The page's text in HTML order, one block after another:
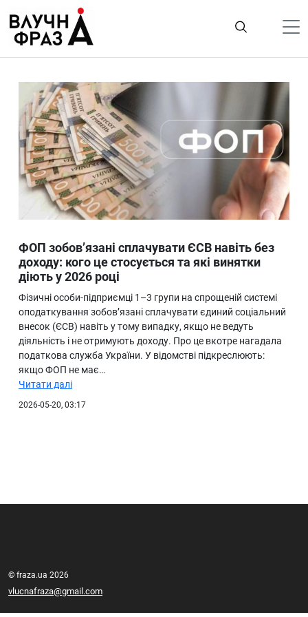
содержимому
Гроші
Життя
Лайфстайл
ТехноНаука
Людина
Ukraine
Про нас
ФОП зобов’язані сплачувати ЄСВ навіть без
доходу: кого це стосується та які винятки
діють у 2026 році
Фізичні особи-підприємці 1–3 групи на спрощеній системі
оподаткування зобов’язані сплачувати єдиний соціальний
внесок (ЄСВ) навіть у тому випадку, якщо не ведуть
діяльність і не отримують доходу. Про це вкотре нагадала
податкова служба України. У відомстві підкреслюють:
якщо ФОП не має…
Читати далі
2026-05-20, 03:17
© fraza.ua 2026
vlucnafraza@gmail.com